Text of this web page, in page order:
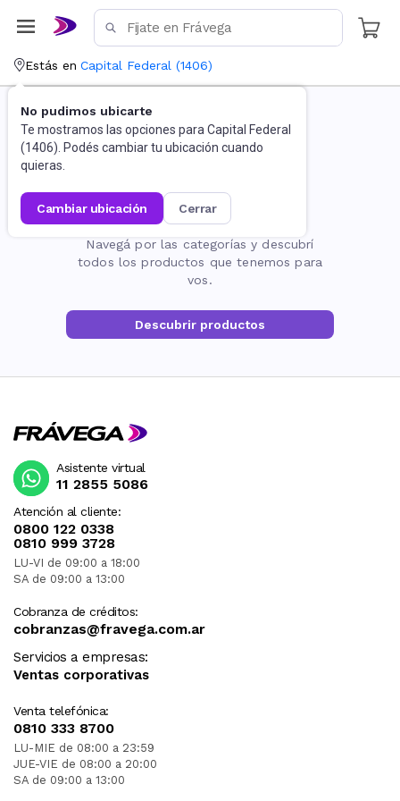
Estás en Capital Federal (1406)
No pudimos ubicarte
Te mostramos las opciones para Capital Federal
(1406). Podés cambiar tu ubicación cuando
quieras.
cambiar ubicación cerrar
La página no existe
Navegá por las categorías y descubrí
todos los productos que tenemos para
vos.
Descubrir productos
Atención al cliente:
0800 122 0338
0810 999 3728
LU-VI de 09:00 a 18:00
SA de 09:00 a 13:00
Cobranza de créditos:
cobranzas@fravega.com.ar
Servicios a empresas:
Ventas corporativas
Venta telefónica:
0810 333 8700
LU-MIE de 08:00 a 23:59
JUE-VIE de 08:00 a 20:00
SA de 09:00 a 13:00
Asistente virtual
11 2855 5086